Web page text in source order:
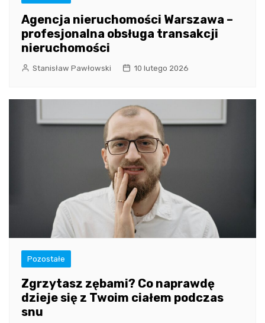
Agencja nieruchomości Warszawa –
profesjonalna obsługa transakcji
nieruchomości
Stanisław Pawłowski 10 lutego 2026
Pozostałe
Zgrzytasz zębami? Co naprawdę
dzieje się z Twoim ciałem podczas
snu